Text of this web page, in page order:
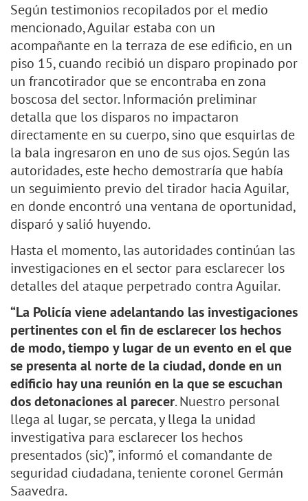
Según testimonios recopilados por el medio
mencionado, Aguilar estaba con un
acompañante en la terraza de ese edificio, en un
piso 15, cuando recibió un disparo propinado por
un francotirador que se encontraba en zona
boscosa del sector. Información preliminar
detalla que los disparos no impactaron
directamente en su cuerpo, sino que esquirlas de
la bala ingresaron en uno de sus ojos. Según las
autoridades, este hecho demostraría que había
un seguimiento previo del tirador hacia Aguilar,
en donde encontró una ventana de oportunidad,
disparó y salió huyendo.
Hasta el momento, las autoridades continúan las
investigaciones en el sector para esclarecer los
detalles del ataque perpetrado contra Aguilar.
“La Policía viene adelantando las investigaciones
pertinentes con el fin de esclarecer los hechos
de modo, tiempo y lugar de un evento en el que
se presenta al norte de la ciudad, donde en un
edificio hay una reunión en la que se escuchan
dos detonaciones al parecer. Nuestro personal
llega al lugar, se percata, y llega la unidad
investigativa para esclarecer los hechos
presentados (sic)”, informó el comandante de
seguridad ciudadana, teniente coronel Germán
Saavedra.